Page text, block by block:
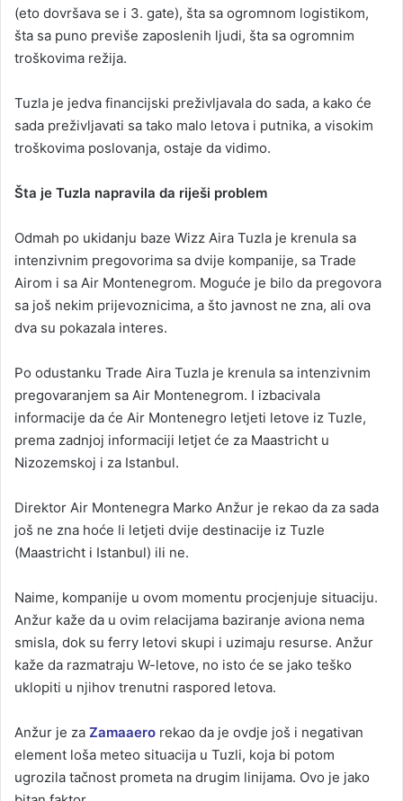
(eto dovršava se i 3. gate), šta sa ogromnom logistikom,
šta sa puno previše zaposlenih ljudi, šta sa ogromnim
troškovima režija.
Tuzla je jedva financijski preživljavala do sada, a kako će
sada preživljavati sa tako malo letova i putnika, a visokim
troškovima poslovanja, ostaje da vidimo.
Šta je Tuzla napravila da riješi problem
Odmah po ukidanju baze Wizz Aira Tuzla je krenula sa
intenzivnim pregovorima sa dvije kompanije, sa Trade
Airom i sa Air Montenegrom. Moguće je bilo da pregovora
sa još nekim prijevoznicima, a što javnost ne zna, ali ova
dva su pokazala interes.
Po odustanku Trade Aira Tuzla je krenula sa intenzivnim
pregovaranjem sa Air Montenegrom. I izbacivala
informacije da će Air Montenegro letjeti letove iz Tuzle,
prema zadnjoj informaciji letjet će za Maastricht u
Nizozemskoj i za Istanbul.
Direktor Air Montenegra Marko Anžur je rekao da za sada
još ne zna hoće li letjeti dvije destinacije iz Tuzle
(Maastricht i Istanbul) ili ne.
Naime, kompanije u ovom momentu procjenjuje situaciju.
Anžur kaže da u ovim relacijama baziranje aviona nema
smisla, dok su ferry letovi skupi i uzimaju resurse. Anžur
kaže da razmatraju W-letove, no isto će se jako teško
uklopiti u njihov trenutni raspored letova.
Anžur je za Zamaaero rekao da je ovdje još i negativan
element loša meteo situacija u Tuzli, koja bi potom
ugrozila tačnost prometa na drugim linijama. Ovo je jako